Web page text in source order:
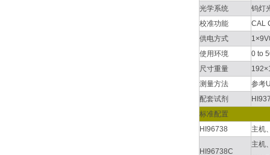
光学系统
钨灯
校准功能
CAL
供电方式
使用环境
0 to
尺寸重量
测量方法
参考
配套试剂
标准配置
HI96738
主机
HI96738C
主机